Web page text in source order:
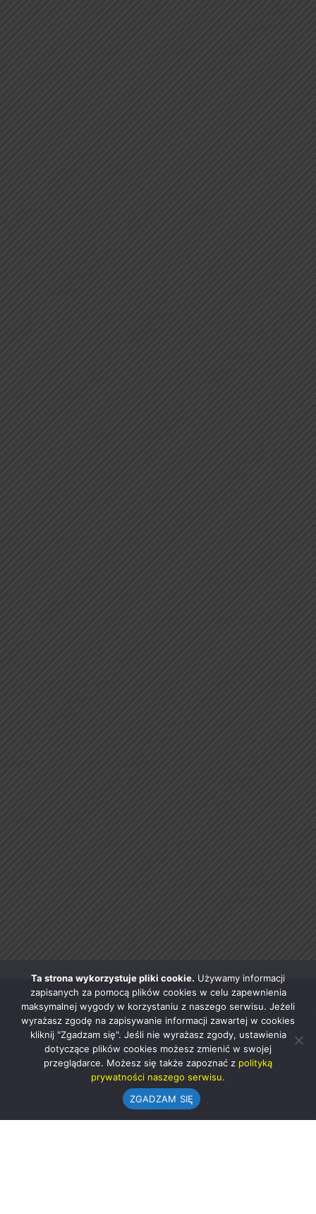
Ta strona wykorzystuje pliki cookie. Używamy informacji
zapisanych za pomocą plików cookies w celu zapewnienia
maksymalnej wygody w korzystaniu z naszego serwisu. Jeżeli
wyrażasz zgodę na zapisywanie informacji zawartej w cookies
kliknij "Zgadzam się". Jeśli nie wyrażasz zgody, ustawienia
dotyczące plików cookies możesz zmienić w swojej
przeglądarce. Możesz się także zapoznać z polityką
prywatności naszego serwisu.
ZGADZAM SIĘ